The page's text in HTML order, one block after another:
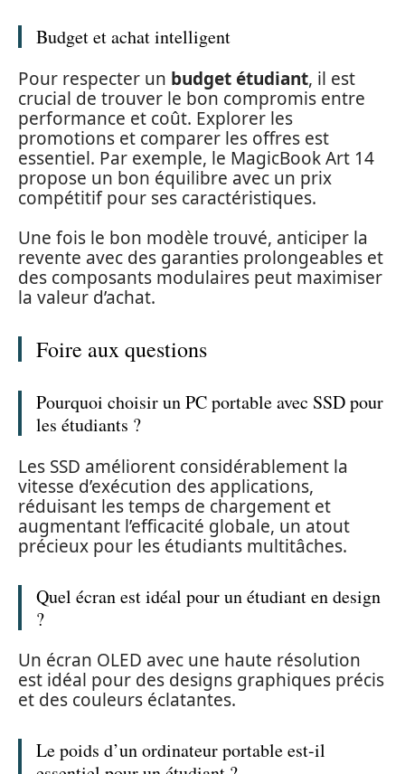
Budget et achat intelligent
Pour respecter un budget étudiant, il est
crucial de trouver le bon compromis entre
performance et coût. Explorer les
promotions et comparer les offres est
essentiel. Par exemple, le MagicBook Art 14
propose un bon équilibre avec un prix
compétitif pour ses caractéristiques.
Une fois le bon modèle trouvé, anticiper la
revente avec des garanties prolongeables et
des composants modulaires peut maximiser
la valeur d’achat.
Foire aux questions
Pourquoi choisir un PC portable avec SSD pour
les étudiants ?
Les SSD améliorent considérablement la
vitesse d’exécution des applications,
réduisant les temps de chargement et
augmentant l’efficacité globale, un atout
précieux pour les étudiants multitâches.
Quel écran est idéal pour un étudiant en design
?
Un écran OLED avec une haute résolution
est idéal pour des designs graphiques précis
et des couleurs éclatantes.
Le poids d’un ordinateur portable est-il